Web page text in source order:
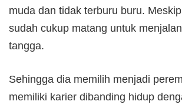
muda dan tidak terburu buru.
sudah cukup matang untuk
tangga.
Sehingga dia memilih menjadi
memiliki karier dibanding hidup